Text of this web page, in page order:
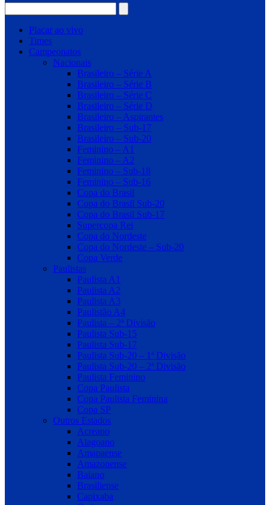
Placar ao vivo
Times
Campeonatos
Nacionais
Brasileiro – Série A
Brasileiro – Série B
Brasileiro – Série C
Brasileiro – Série D
Brasileiro – Aspirantes
Brasileiro – Sub-17
Brasileiro – Sub-20
Feminino – A1
Feminino – A2
Feminino – Sub-18
Feminino – Sub-16
Copa do Brasil
Copa do Brasil Sub-20
Copa do Brasil Sub-17
Supercopa Rei
Copa do Nordeste
Copa do Nordeste – Sub-20
Copa Verde
Paulistas
Paulista A1
Paulista A2
Paulista A3
Paulistão A4
Paulista – 2ª Divisão
Paulista Sub-15
Paulista Sub-17
Paulista Sub-20 – 1ª Divisão
Paulista Sub-20 – 2ª Divisão
Paulista Feminino
Copa Paulista
Copa Paulista Feminina
Copa SP
Outros Estados
Acreano
Alagoano
Amapaense
Amazonense
Baiano
Brasiliense
Capixaba